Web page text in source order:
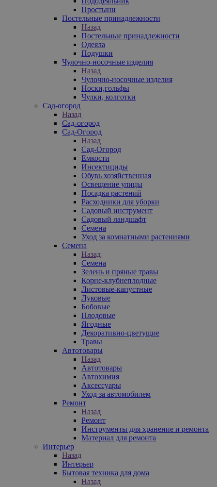
Простыни
Постельные принадлежности
Назад
Постельные принадлежности
Одеяла
Подушки
Чулочно-носочные изделия
Назад
Чулочно-носочные изделия
Носки,гольфы
Чулки, колготки
Сад-огород
Назад
Сад-огород
Сад-Огород
Назад
Сад-Огород
Емкости
Инсектициды
Обувь хозяйственная
Освещение улицы
Посадка растений
Расходники для уборки
Садовый инструмент
Садовый ландшафт
Семена
Уход за комнатными растениями
Семена
Назад
Семена
Зелень и пряные травы
Корне-клубнеплодные
Листовые-капустные
Луковые
Бобовые
Плодовые
Ягодные
Декоративно-цветущие
Травы
Автотовары
Назад
Автотовары
Автохимия
Аксессуары
Уход за автомобилем
Ремонт
Назад
Ремонт
Инструменты для хранение и ремонта
Материал для ремонта
Интерьер
Назад
Интерьер
Бытовая техника для дома
Назад